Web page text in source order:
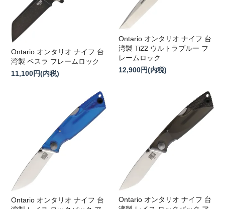
Ontario オンタリオ ナイフ 台
湾製 ベスラ フレームロック
11,100円(内税)
Ontario オンタリオ ナイフ 台
湾製 Ti22 ウルトラブルー フ
レームロック
12,900円(内税)
Ontario オンタリオ ナイフ 台
Ontario オンタリオ ナイフ 台